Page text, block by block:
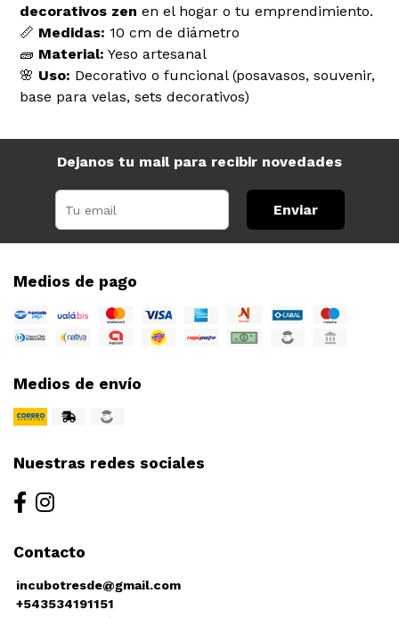
decorativos zen en el hogar o tu emprendimiento.
📏 Medidas: 10 cm de diámetro
🧱 Material: Yeso artesanal
🌸 Uso: Decorativo o funcional (posavasos, souvenir,
base para velas, sets decorativos)
Dejanos tu mail para recibir novedades
Enviar
Medios de pago
Medios de envío
Nuestras redes sociales
Contacto
incubotresde@gmail.com
+543534191151